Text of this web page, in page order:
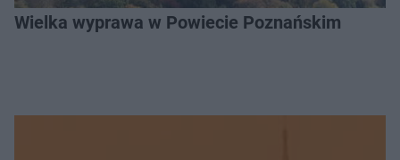
Wielka wyprawa w Powiecie Poznańskim